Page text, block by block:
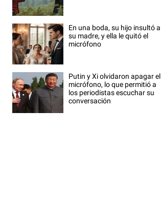
En una boda, su hijo insultó a
su madre, y ella le quitó el
micrófono
Putin y Xi olvidaron apagar el
micrófono, lo que permitió a
los periodistas escuchar su
conversación